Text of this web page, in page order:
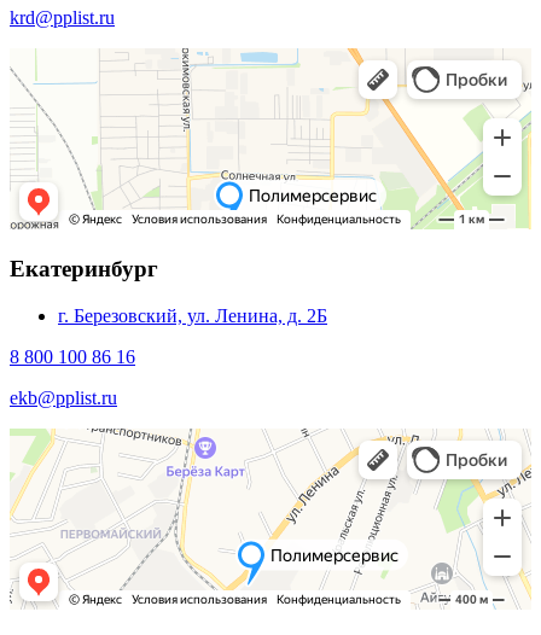
krd@pplist.ru
Екатеринбург
г. Березовский, ул. Ленина, д. 2Б
8 800 100 86 16
ekb@pplist.ru